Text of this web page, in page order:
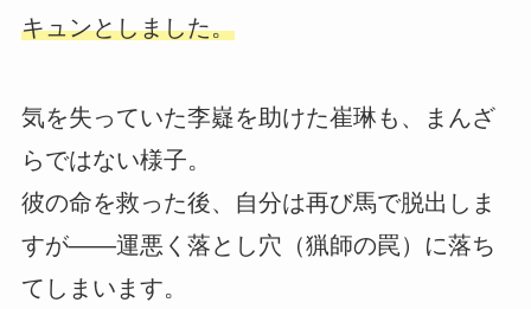
キュンとしました。
気を失っていた李嶷を助けた崔琳も、まんざ
らではない様子。
彼の命を救った後、自分は再び馬で脱出しま
すが――運悪く落とし穴（猟師の罠）に落ち
てしまいます。